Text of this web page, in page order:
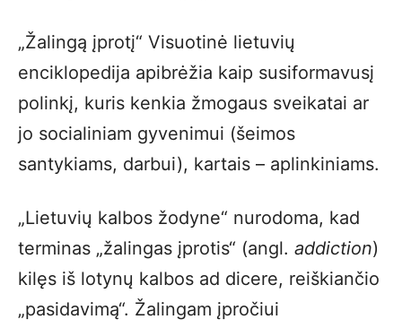
„Žalingą įprotį“ Visuotinė lietuvių
enciklopedija apibrėžia kaip susiformavusį
polinkį, kuris kenkia žmogaus sveikatai ar
jo socialiniam gyvenimui (šeimos
santykiams, darbui), kartais – aplinkiniams.
„Lietuvių kalbos žodyne“ nurodoma, kad
terminas „žalingas įprotis“ (angl. addiction)
kilęs iš lotynų kalbos ad dicere, reiškiančio
„pasidavimą“. Žalingam įpročiui